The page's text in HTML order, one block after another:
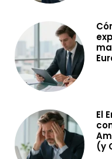
El
(y